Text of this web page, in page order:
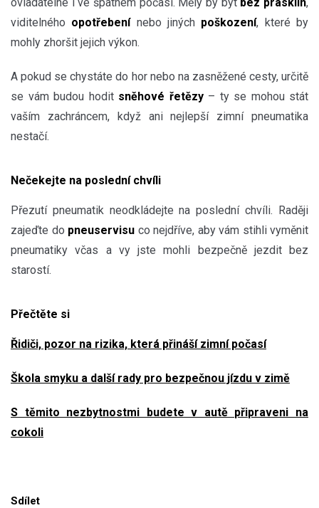
viditelného opotřebení nebo jiných poškození, které by
mohly zhoršit jejich výkon.
A pokud se chystáte do hor nebo na zasněžené cesty, určitě
se vám budou hodit sněhové řetězy– ty se mohou stát
vaším zachráncem, když ani nejlepší zimní pneumatika
nestačí.
Nečekejte na poslední chvíli
Přezutí pneumatik neodkládejte na poslední chvíli. Raději
zajeďte do pneuservisu co nejdříve, aby vám stihli vyměnit
pneumatiky včas a vy jste mohli bezpečně jezdit bez
starostí.
Přečtěte si
Řidiči, pozor na rizika, která přináší zimní počasí
Škola smyku a další rady pro bezpečnou jízdu v zimě
S těmito nezbytnostmi budete v autě připraveni na
cokoli
Sdílet